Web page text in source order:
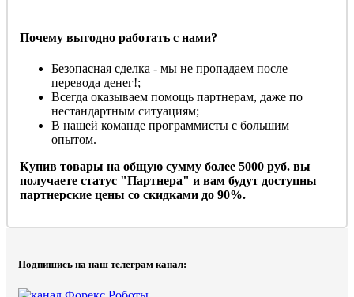
Почему выгодно работать с нами?
Безопасная сделка - мы не пропадаем после
перевода денег!;
Всегда оказываем помощь партнерам, даже по
нестандартным ситуациям;
В нашей команде программисты с большим
опытом.
Купив товары на общую сумму более 5000 руб. вы
получаете статус "Партнера" и вам будут доступны
партнерские цены со скидками до 90%.
Подпишись на наш телеграм канал: